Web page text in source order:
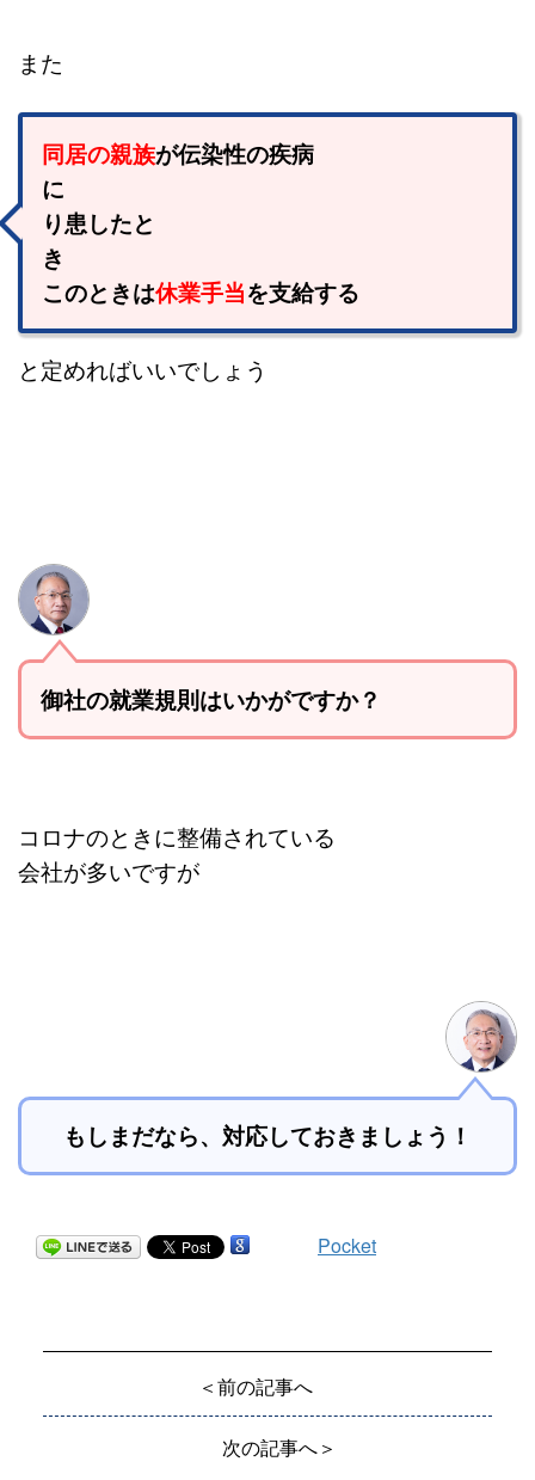
また
同居の親族が伝染性の疾病
に
り患したと
このときは休業手当を支給する
と定めればいいでしょう
御社の就業規則はいかがですか？
コロナのときに整備されている
会社が多いですが
もしまだなら、 対応しておきましょう！
Pocket
＜前の記事へ
次の記事へ＞